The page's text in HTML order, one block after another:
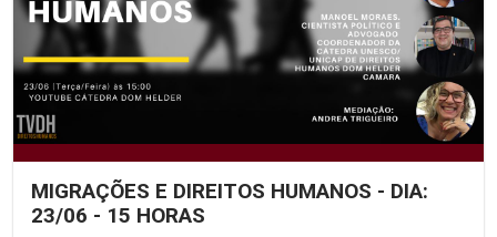
MIGRAÇÕES E DIREITOS HUMANOS - DIA:
23/06 - 15 HORAS